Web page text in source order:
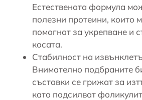
Естествената формула
полезни протеини, които
помогнат за укрепване и
косата.
Стабилност на
Внимателно подбраните
съставки се грижат за
като подсилват